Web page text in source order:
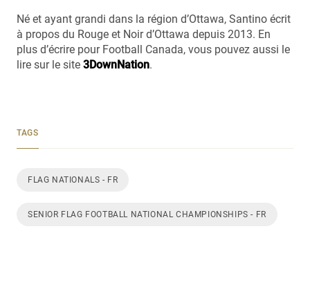
Né et ayant grandi dans la région d’Ottawa, Santino écrit
à propos du Rouge et Noir d’Ottawa depuis 2013. En
plus d’écrire pour Football Canada, vous pouvez aussi le
lire sur le site 3DownNation.
TAGS
FLAG NATIONALS - FR
SENIOR FLAG FOOTBALL NATIONAL CHAMPIONSHIPS - FR